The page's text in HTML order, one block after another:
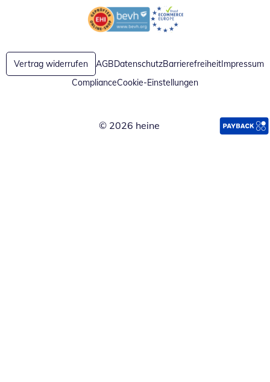
Öffnet in neuem FensterÖffnet in neuem Fenster
Vertrag widerrufen AGBDatenschutzBarrierefreiheitImpressum
ComplianceCookie-Einstellungen
© 2026 heine